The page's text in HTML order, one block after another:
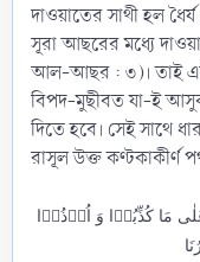
দাওয়াতের সাথী হল
সূরা আছরের মধ্যে
আল-আছর : ৩)। তাই এই
বিপদ-মুছীবত যা-ই
দিতে হবে। সেই সাথে
রাসূল উক্ত কণ্টকাকীর্ণ
مَا کُذِّبُوۡا وَ اُوۡذُوۡا